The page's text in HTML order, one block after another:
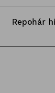
Repohár